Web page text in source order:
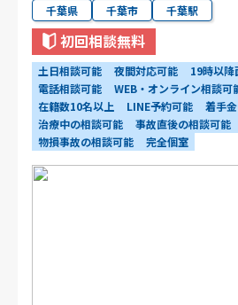
千葉県 千葉市 千葉駅
初回相談無料
土日相談可能 夜間対応可能 19時以降
電話相談可能
WEB・オンライン相談可
在籍数10名以上
LINE予約可能
着手
治療中の相談可能
事故直後の相談可能
物損事故の相談可能
完全個室